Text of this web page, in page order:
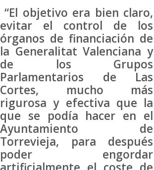
“El objetivo era bien claro,
evitar el control de los
órganos de financiación de
la Generalitat Valenciana y
de los Grupos
Parlamentarios de Las
Cortes, mucho más
rigurosa y efectiva que la
que se podía hacer en el
Ayuntamiento de
Torrevieja, para después
poder engordar